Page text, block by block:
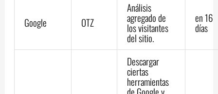
Google OTZ
Análisis
agregado de
los visitantes
del sitio.
en 16
días
Descargar
ciertas
herramientas